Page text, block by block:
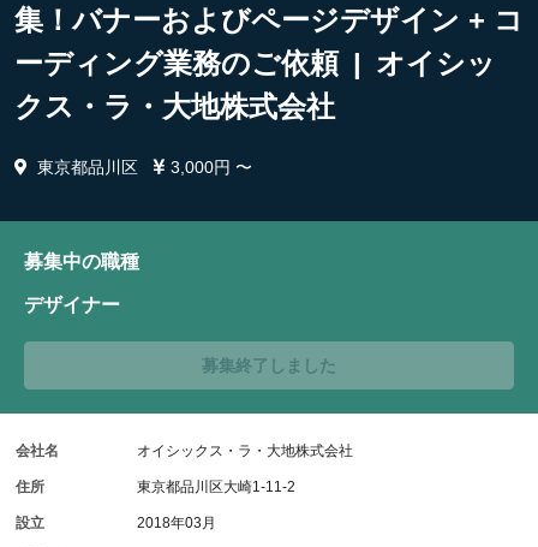
集！バナーおよびページデザイン + コ
ーディング業務のご依頼 | オイシッ
クス・ラ・大地株式会社
東京都品川区 3,000円 〜
募集中の職種
デザイナー
募集終了しました
会社名 オイシックス・ラ・大地株式会社
住所 東京都品川区大崎1-11-2
設立 2018年03月